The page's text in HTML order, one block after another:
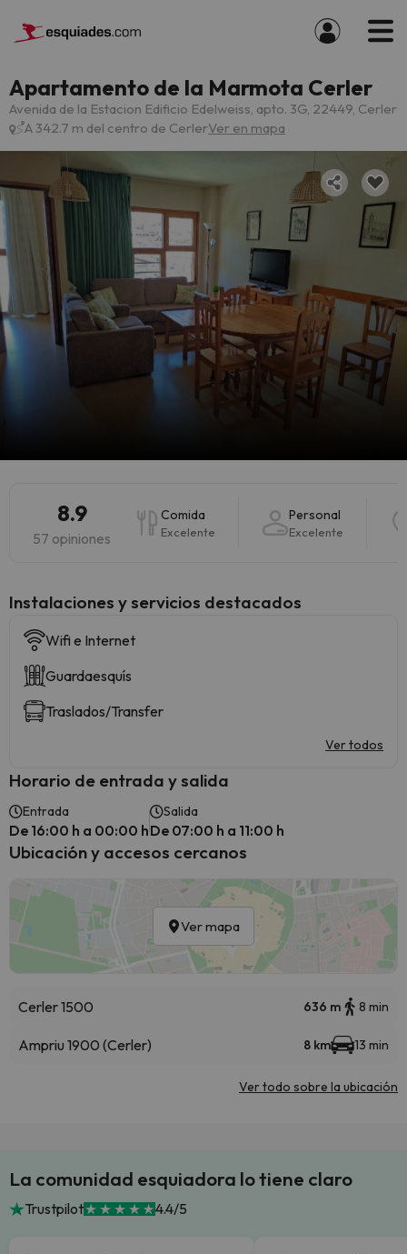
Apartamento de la Marmota Cerler
Avenida de la Estacion Edificio Edelweiss, apto. 3G, 22449, Cerler
A 342.7 m del centro de CerlerVer en mapa
8.9
57 opiniones
Comida
Excelente
Personal
Excelente
Instalaciones y servicios destacados
Wifi e Internet
Guardaesquís
Traslados/Transfer
Ver todos
Horario de entrada y salida
Entrada
De 16:00 h a 00:00 h
Salida
De 07:00 h a 11:00 h
Ubicación y accesos cercanos
Ver mapa
Cerler 1500 636 m 8 min
Ampriu 1900 (Cerler) 8 km 13 min
Ver todo sobre la ubicación
La comunidad esquiadora lo tiene claro
Trustpilot 4.4/5